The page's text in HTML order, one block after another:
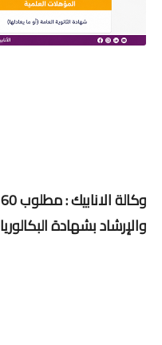
والإرشاد بشهادة البكالوريا